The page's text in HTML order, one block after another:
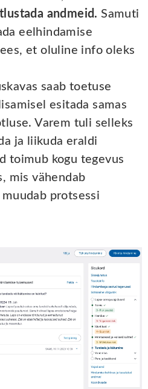
andmeid. Samuti
eelhindamise
et oluline info oleks
saab toetuse
esitada samas
Varem tuli selleks
ja liikuda eraldi
toimub kogu tegevus
mis vähendab
protsessi